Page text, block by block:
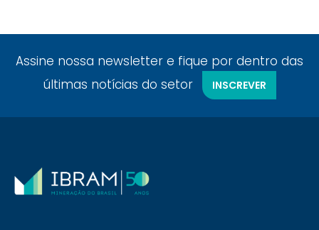
Assine nossa newsletter e fique por dentro das
últimas notícias do setor
INSCREVER